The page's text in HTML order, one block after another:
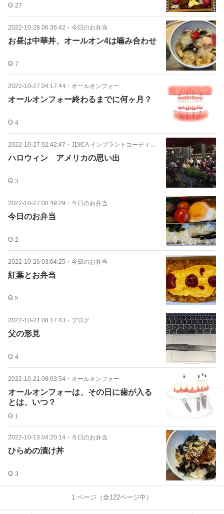
27
2022-10-28 06:36:42 ・ 今日のお弁当
お昼は中華丼、オールオン4は噛み合わせ
7
2022-10-27 04:17:44 ・ オールオンフォー
オールオンフォー終わるまでに何ヶ月？
4
2022-10-27 02:42:47 ・ JDICA インプラントコーディネータ
ハロウィン アメリカの思い出
3
2022-10-27 00:49:29 ・ 今日のお弁当
今日のお弁当
2
2022-10-26 03:04:25 ・ 今日のお弁当
紅葉とお弁当
5
2022-10-21 08:17:43 ・ ブログ
父の形見
4
2022-10-21 08:03:54 ・ オールオンフォー
オールオンフォーは、その日に歯が入る
とは、いつ？
1
2022-10-13 04:20:14 ・ 今日のお弁当
ひらめの漬け丼
3
1 ページ（全122ページ中）